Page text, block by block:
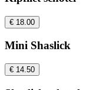
€ 18.00
Mini Shaslick
€ 14.50